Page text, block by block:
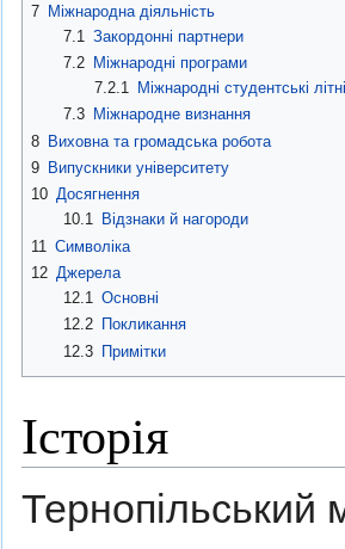
7 Міжнародна діяльність
7.1 Закордонні партнери
7.2
Міжнародні програми
7.2.1 Міжнародні студентські
7.3
Міжнародне визнання
8 Виховна та громадська робота
9 Випускники університету
10 Досягнення
10.1
Відзнаки й нагороди
11 Символіка
12 Джерела
12.1
Основні
12.2
Покликання
12.3 Примітки
Історія
Тернопiльський